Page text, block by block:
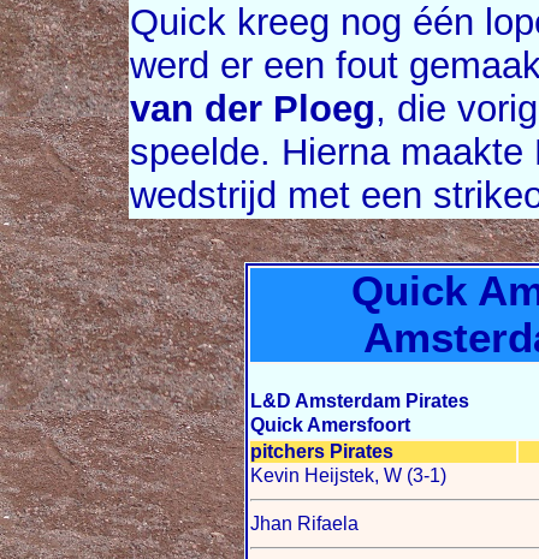
Quick kreeg nog één
werd er een fout
van der Ploeg, die
speelde. Hierna
wedstrijd met een
Quick
L&D Amsterdam Pirates
Quick Amersfoort
pitchers Pirates
Kevin Heijstek, W (3-1)
Jhan Rifaela